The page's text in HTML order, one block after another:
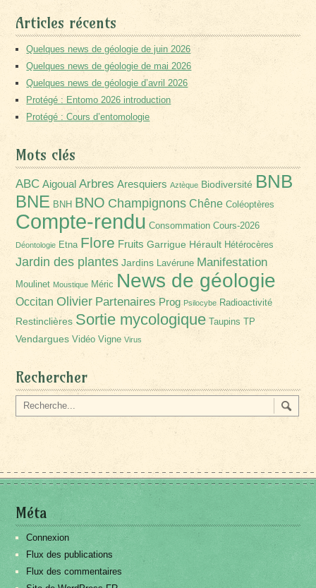
Articles récents
Quelques news de géologie de juin 2026
Quelques news de géologie de mai 2026
Quelques news de géologie d’avril 2026
Protégé : Entomo 2026 introduction
Protégé : Cours d’entomologie
Mots clés
ABC Aigoual Arbres Aresquiers Aztèque Biodiversité BNB
BNE BNH BNO Champignons Chêne Coléoptères
Compte-rendu Consommation Cours-2026
Déontologie Etna Flore Fruits Garrigue Hérault Hétérocères
Jardin des plantes Jardins Lavérune Manifestation
Moulinet Moustique Méric News de géologie
Occitan Olivier Partenaires Prog Psilocybe Radioactivité
Restinclières Sortie mycologique Taupins TP
Vendargues Vidéo Vigne Virus
Rechercher
Méta
Connexion
Flux des publications
Flux des commentaires